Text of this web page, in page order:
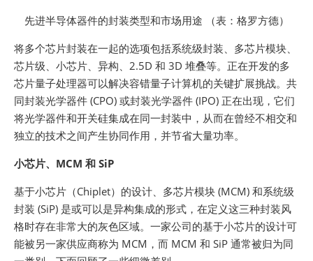
先进半导体器件的封装类型和市场用途 （表：格罗方德）
将多个芯片封装在一起的选项包括系统级封装、多芯片模块、
芯片级、小芯片、异构、2.5D 和 3D 堆叠等。正在开发的多
芯片量子处理器可以解决容错量子计算机的关键扩展挑战。共
同封装光学器件 (CPO) 或封装光学器件 (IPO) 正在出现，它们
将光学器件和开关硅集成在同一封装中，从而在曾经不相交和
独立的技术之间产生协同作用，并节省大量功率。
小芯片、MCM 和 SiP
基于小芯片（Chiplet）的设计、多芯片模块 (MCM) 和系统级
封装 (SiP) 是或可以是异构集成的形式，在定义这三种封装风
格时存在非常大的灰色区域。一家公司的基于小芯片的设计可
能被另一家供应商称为 MCM，而 MCM 和 SiP 通常被归为同